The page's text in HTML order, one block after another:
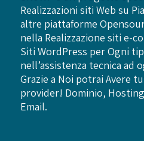
Realizzazioni siti Web su
altre piattaforme
nella Realizzazione siti e-
Siti WordPress per Ogni
nell’assistenza tecnica ad
Grazie a Noi potrai Avere
provider! Dominio,
Email.